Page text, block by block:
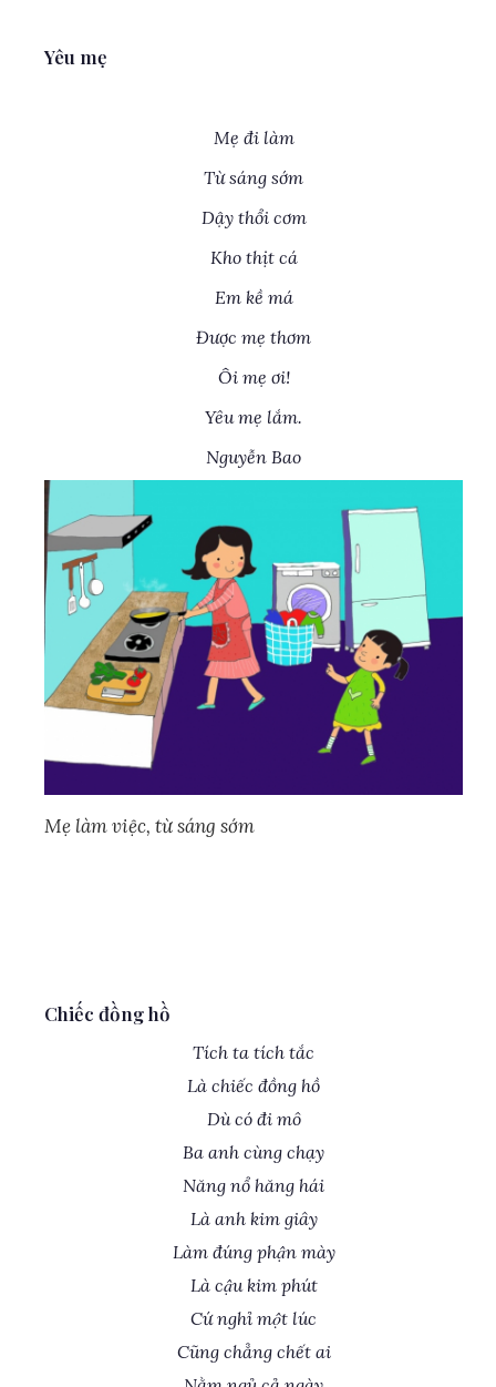
Yêu mẹ
Mẹ đi làm
Từ sáng sớm
Dậy thổi cơm
Kho thịt cá
Em kề má
Được mẹ thơm
Ôi mẹ ơi!
Yêu mẹ lắm.
Nguyễn Bao
Mẹ làm việc, từ sáng sớm
Chiếc đồng hồ
Tích ta tích tắc
Là chiếc đồng hồ
Dù có đi mô
Ba anh cùng chạy
Năng nổ hăng hái
Là anh kim giây
Làm đúng phận mày
Là cậu kim phút
Cứ nghỉ một lúc
Cũng chẳng chết ai